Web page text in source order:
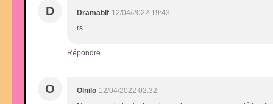
D Dramablf 12/04/2022 19:43
rs
Répondre
O Olnilo 12/04/2022 02:32